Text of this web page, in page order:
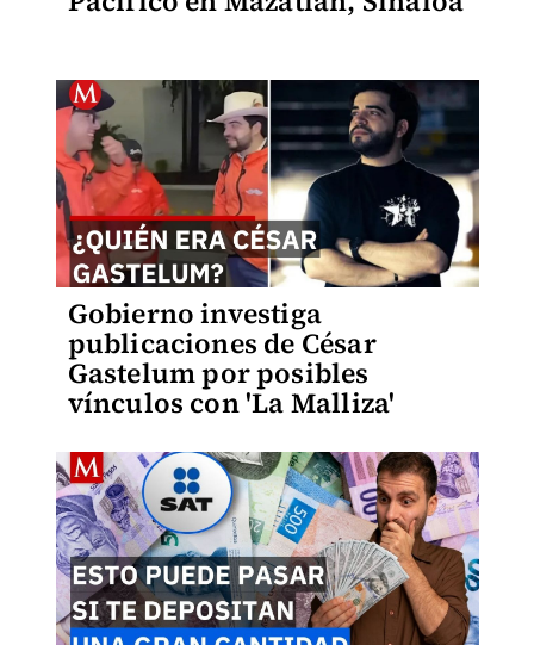
Gobierno investiga
publicaciones de César
Gastelum por posibles
vínculos con 'La Malliza'